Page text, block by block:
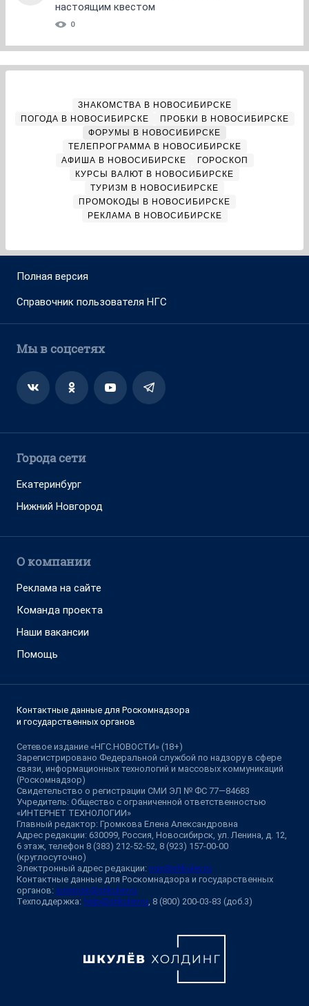
настоящим квестом
0
ЗНАКОМСТВА В НОВОСИБИРСКЕ
ПОГОДА В НОВОСИБИРСКЕ
ПРОБКИ В НОВОСИБИРСКЕ
ФОРУМЫ В НОВОСИБИРСКЕ
ТЕЛЕПРОГРАММА В НОВОСИБИРСКЕ
АФИША В НОВОСИБИРСКЕ
ГОРОСКОП
КУРСЫ ВАЛЮТ В НОВОСИБИРСКЕ
ТУРИЗМ В НОВОСИБИРСКЕ
ПРОМОКОДЫ В НОВОСИБИРСКЕ
РЕКЛАМА В НОВОСИБИРСКЕ
Полная версия
Справочник пользователя НГС
Мы в соцсетях
Города сети
Екатеринбург
Нижний Новгород
О компании
Реклама на сайте
Команда проекта
Наши вакансии
Помощь
Контактные данные для Роскомнадзора
и государственных органов
Сетевое издание «НГС.НОВОСТИ» (18+)
Зарегистрировано Федеральной службой по надзору в сфере
связи, информационных технологий и массовых коммуникаций
(Роскомнадзор)
Свидетельство о регистрации СМИ ЭЛ № ФС 77—84683
Учредитель: Общество с ограниченной ответственностью
«ИНТЕРНЕТ ТЕХНОЛОГИИ»
Главный редактор: Громкова Елена Александровна
Адрес редакции: 630099, Россия, Новосибирск, ул. Ленина, д. 12,
6 этаж, телефон 8 (383) 212-52-52, 8 (923) 157-00-00
(круглосуточно)
Электронный адрес редакции: ngs@shkulev.ru
Контактные данные для Роскомнадзора и государственных
органов: juristnsk@shkulev.ru
Техподдержка: help@shkulev.ru, 8 (800) 200-03-83 (доб.3)